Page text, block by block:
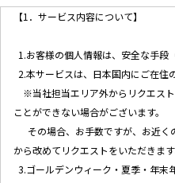
【1．サービス内容について】
1.お客様の個人情報は、安全な手段
2.本サービスは、日本国内にご在住
※当社担当エリア外からリクエス
ことができない場合がございます。
その場合、お手数ですが、お近く
から改めてリクエストをいただきま
3.ゴールデンウィーク・夏季・年末